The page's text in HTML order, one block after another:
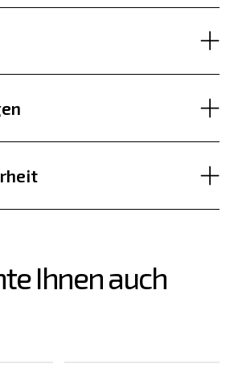
Ihnen auch